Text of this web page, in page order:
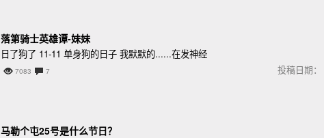
落第骑士英雄谭-妹妹
日了狗了 11-11 单身狗的日子 我默默的......在发神经
7083 7 投稿日期：
马勒个屯25号是什么节日？